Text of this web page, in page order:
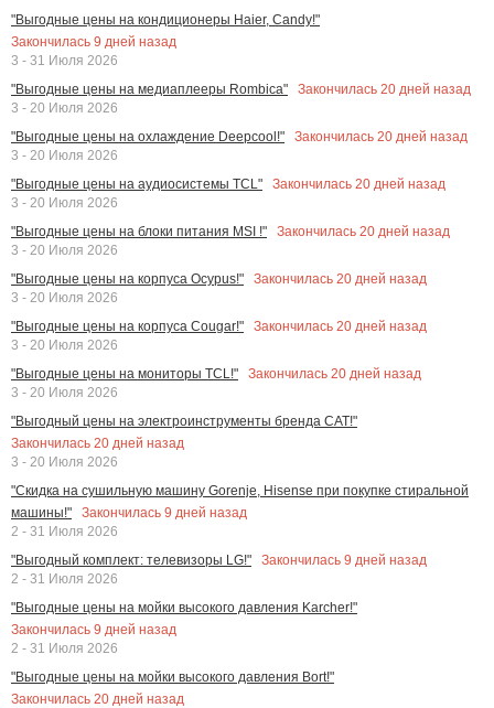
"Выгодные цены на кондиционеры Haier, Candy!"
Закончилась 9 дней назад
3 - 31 Июля 2026
"Выгодные цены на медиаплееры Rombica"
Закончилась 20 дней назад
3 - 20 Июля 2026
"Выгодные цены на охлаждение Deepcool!"
Закончилась 20 дней назад
3 - 20 Июля 2026
"Выгодные цены на аудиосистемы TCL"
Закончилась 20 дней назад
3 - 20 Июля 2026
"Выгодные цены на блоки питания MSI !"
Закончилась 20 дней назад
3 - 20 Июля 2026
"Выгодные цены на корпуса Ocypus!"
Закончилась 20 дней назад
3 - 20 Июля 2026
"Выгодные цены на корпуса Cougar!"
Закончилась 20 дней назад
3 - 20 Июля 2026
"Выгодные цены на мониторы TCL!"
Закончилась 20 дней назад
3 - 20 Июля 2026
"Выгодный цены на электроинструменты бренда CAT!"
Закончилась 20 дней назад
3 - 20 Июля 2026
"Скидка на сушильную машину Gorenje, Hisense при покупке стиральной
машины!"
Закончилась 9 дней назад
2 - 31 Июля 2026
"Выгодный комплект: телевизоры LG!"
Закончилась 9 дней назад
2 - 31 Июля 2026
"Выгодные цены на мойки высокого давления Karcher!"
Закончилась 9 дней назад
2 - 31 Июля 2026
"Выгодные цены на мойки высокого давления Bort!"
Закончилась 20 дней назад